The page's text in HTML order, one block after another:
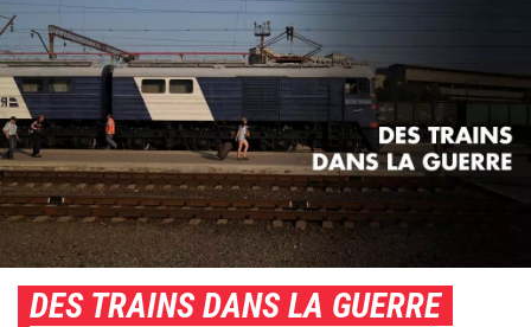
DES TRAINS DANS LA GUERRE